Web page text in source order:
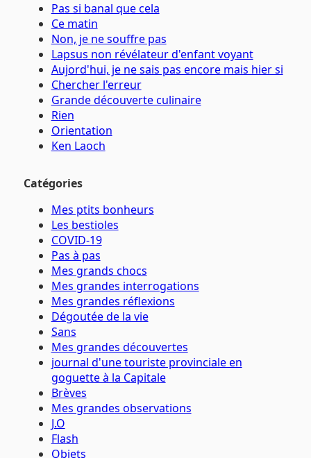
Pas si banal que cela
Ce matin
Non, je ne souffre pas
Lapsus non révélateur d'enfant voyant
Aujord'hui, je ne sais pas encore mais hier si
Chercher l'erreur
Grande découverte culinaire
Rien
Orientation
Ken Laoch
Catégories
Mes ptits bonheurs
Les bestioles
COVID-19
Pas à pas
Mes grands chocs
Mes grandes interrogations
Mes grandes réflexions
Dégoutée de la vie
Sans
Mes grandes découvertes
journal d'une touriste provinciale en
goguette à la Capitale
Brèves
Mes grandes observations
J.O
Flash
Objets